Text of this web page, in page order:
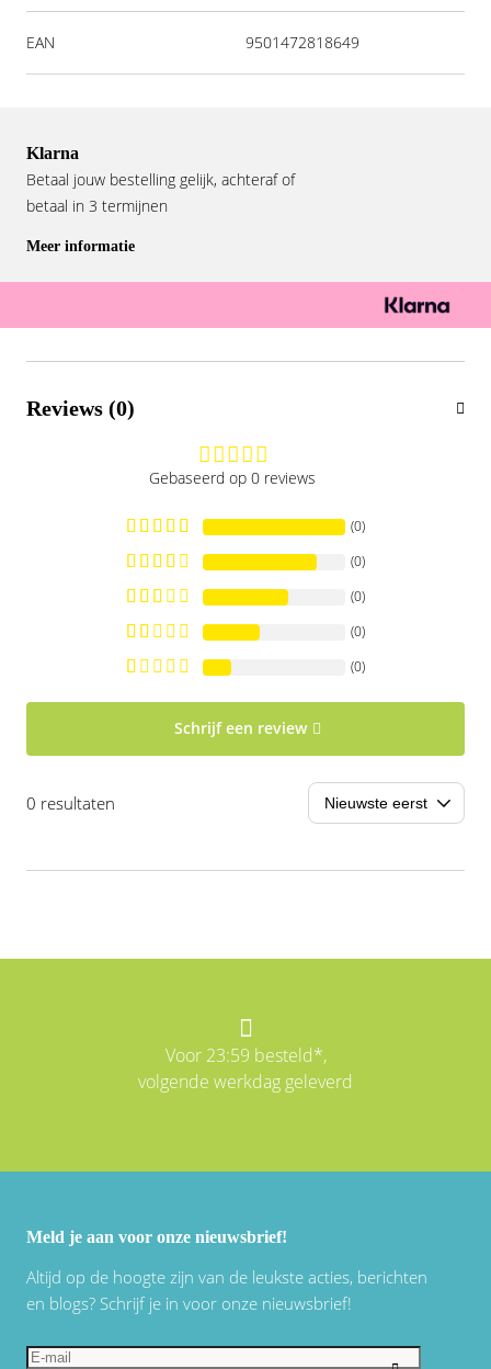
EAN 9501472818649
Klarna
Betaal jouw bestelling gelijk, achteraf of
betaal in 3 termijnen
Meer informatie
Reviews (0)
Gebaseerd op 0 reviews
(0)
(0)
(0)
(0)
(0)
Schrijf een review
0 resultaten
Voor 23:59 besteld*,
volgende werkdag geleverd
Meld je aan voor onze nieuwsbrief!
Altijd op de hoogte zijn van de leukste acties, berichten
en blogs? Schrijf je in voor onze nieuwsbrief!